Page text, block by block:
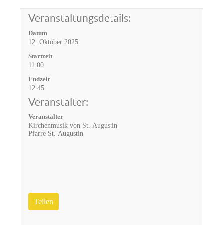
Veranstaltungsdetails:
Datum
12. Oktober 2025
Startzeit
11:00
Endzeit
12:45
Veranstalter:
Veranstalter
Kirchenmusik von St. Augustin
Pfarre St. Augustin
Teilen